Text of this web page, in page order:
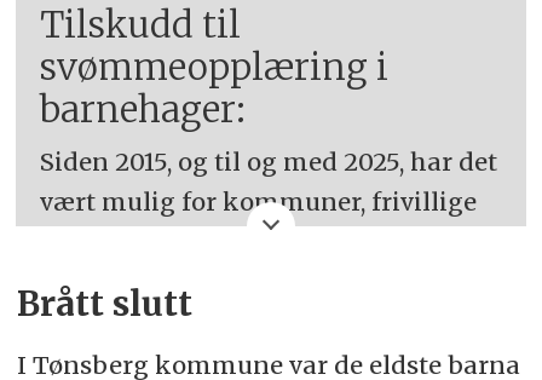
Tilskudd til
svømmeopplæring i
barnehager:
Siden 2015, og til og med 2025, har det
vært mulig for kommuner, frivillige
statsforvalteren i eget fylke om
tilskudd for at barnehagebarn blir
trygge i vann og får bedre
Brått slutt
I Tønsberg kommune var de eldste barna